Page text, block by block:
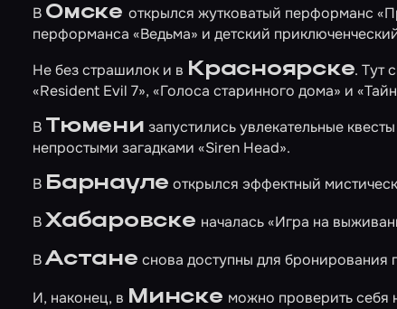
В Омске открылся жутковатый перформанс
перформанса «Ведьма» и детский
Не без страшилок и в Красноярске. Тут
«Resident Evil 7», «Голоса старинного дома» и
В Тюмени запустились увлекательные квесты
непростыми загадками «Siren Head».
В Барнауле открылся эффектный
ВХабаровске началась«Игра на
ВАстане снова доступны для бронирования
И, наконец, в Минске можно проверить себя